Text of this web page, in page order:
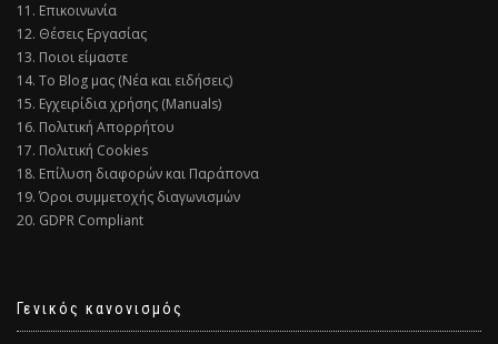
11. Επικοινωνία
12. Θέσεις Εργασίας
13. Ποιοι είμαστε
14. Το Blog μας (Νέα και ειδήσεις)
15. Εγχειρίδια χρήσης (Manuals)
16. Πολιτική Απορρήτου
17. Πολιτική Cookies
18. Επίλυση διαφορών και Παράπονα
19. Όροι συμμετοχής διαγωνισμών
20. GDPR Compliant
Γενικός κανονισμός